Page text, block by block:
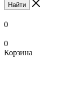
Найти
0
0
Корзина